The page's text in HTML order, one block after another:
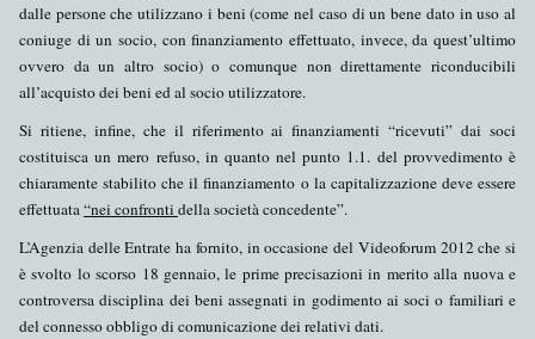
dalle personeche utilizzano i beni (come nel caso di un bene dato in uso al
coniuge di un socio, con finanziamento effettuato, invece, da quest’ultimo
ovvero da un altro socio) o comunque non direttamente riconducibili
all’acquisto dei beni ed al socio utilizzatore.
Si ritiene, infine, che il riferimento ai finanziamenti “ricevuti” dai soci
costituisca un mero refuso, in quanto nel punto 1.1. del provvedimento è
chiaramente stabilito che il finanziamento o la capitalizzazione deve essere
effettuata“nei confronti della società concedente”.
L’Agenzia delle Entrate ha fornito, in occasione del Videoforum 2012 che si
è svolto lo scorso 18 gennaio, le prime precisazioni in merito alla nuova e
controversa disciplina dei beni assegnati in godimento ai soci o familiarie
del connesso obbligo di comunicazione dei relativi dati.